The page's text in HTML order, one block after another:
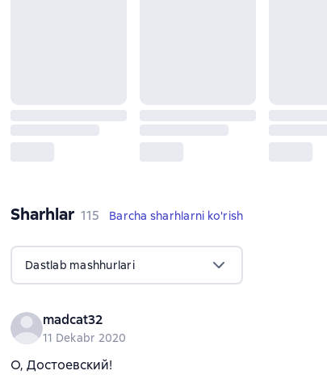
Sharhlar 115 sharhlar
115 Barcha sharhlarni ko'rish
Dastlab mashhurlari
madcat32
11 Dekabr 2020
О, Достоевский!